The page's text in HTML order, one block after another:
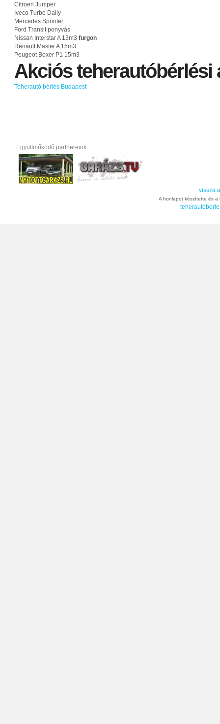
Citroen Jumper
Iveco Turbo Daily
Mercedes Sprinter
Ford Transit ponyvás
Nissan Interstar A 13m3 furgon
Renault Master A 15m3
Peugeot Boxer P1 15m3
Akciósteherautóbérlési
Teherautó bérlés Budapest
Együttműködő partnereink
vissza
A honlapot készítette és